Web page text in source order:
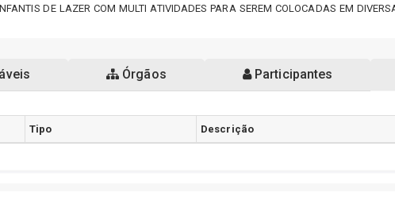
DE LAZER COM MULTI ATIVIDADES PARA SEREM COLOCADAS EM
Órgãos Participantes
Tipo Descrição